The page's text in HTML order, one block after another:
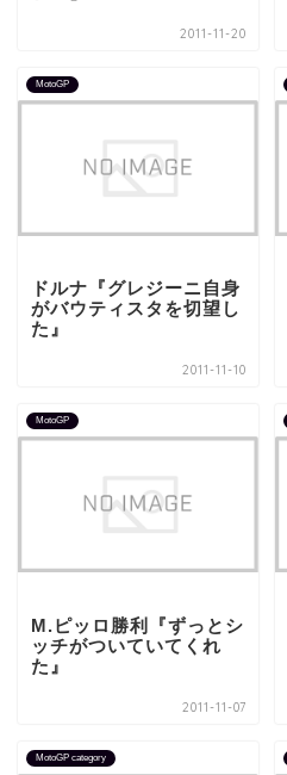
2011-11-20
MotoGP
ドルナ『グレジーニ自身
がバウティスタを切望し
た』
2011-11-10
MotoGP
M.ピッロ勝利『ずっとシ
ッチがついていてくれ
た』
2011-11-07
MotoGP category